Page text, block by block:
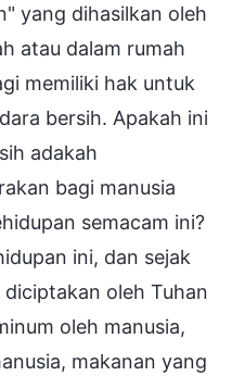
yang dihasilkan oleh
atau dalam rumah
memiliki hak untuk
bersih. Apakah ini
adakah
bagi manusia
semacam ini?
ini, dan sejak
oleh Tuhan
oleh manusia,
makanan yang